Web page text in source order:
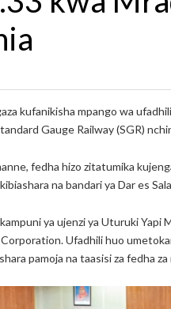
kufanikisha mpango wa
Gauge Railway (SGR)
fedha hizo zitatumika
na bandari ya Dar es
ya ujenzi ya Uturuki Yapi
Ufadhili huo
pamoja na taasisi za fedha